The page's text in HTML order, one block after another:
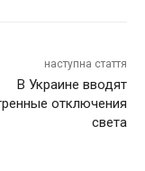
наступна стаття
В Украине вводят
отключения
света